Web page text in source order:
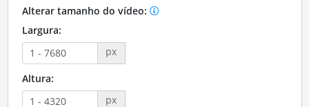
Alterar tamanho do vídeo:
Largura:
px
Altura:
px